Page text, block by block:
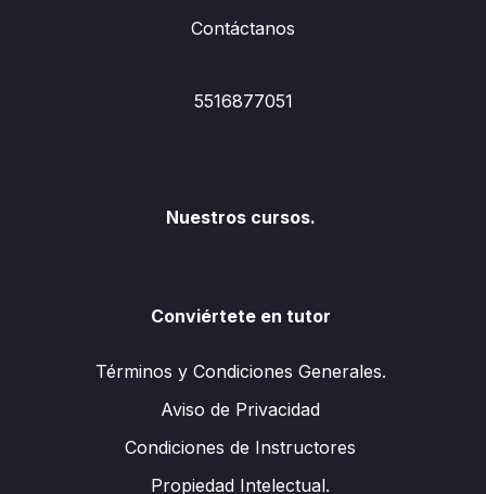
Contáctanos
5516877051
Nuestros cursos.
Conviértete en tutor
Términos y Condiciones Generales.
Aviso de Privacidad
Condiciones de Instructores
Propiedad Intelectual.